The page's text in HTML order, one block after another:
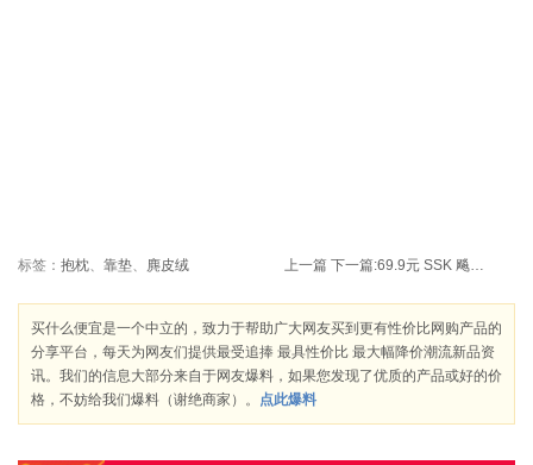
标签： 抱枕、 靠垫、 麂皮绒 上一篇 下一篇: 69.9元 SSK 飚王 SFD199 K5 优盘（16GB）
买什么便宜是一个中立的，致力于帮助广大网友买到更有性价比网购产品的
分享平台，每天为网友们提供最受追捧 最具性价比 最大幅降价潮流新品资
讯。我们的信息大部分来自于网友爆料，如果您发现了优质的产品或好的价
格，不妨给我们爆料（谢绝商家）。 点此爆料